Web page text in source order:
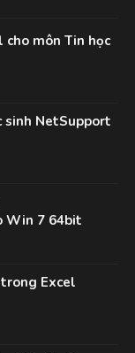
cho môn Tin học
sinh NetSupport
Win 7 64bit
Excel